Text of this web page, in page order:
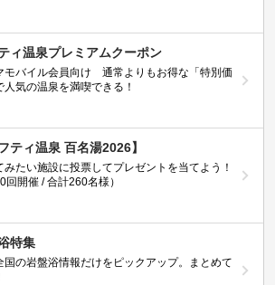
ィ温泉プレミアムクーポン
モバイル会員向け 通常よりもお得な「特別価
人気の温泉を満喫できる！
ティ温泉 百名湯2026】
みたい施設に投票してプレゼントを当てよう！
回開催 / 合計260名様）
特集
国の岩盤浴情報だけをピックアップ。まとめて